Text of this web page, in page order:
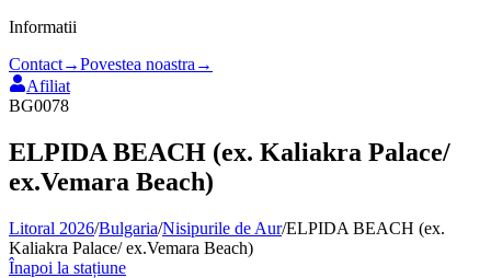
Informatii
Contact→Povestea noastra →
Afiliat
BG0078
ELPIDA BEACH (ex. Kaliakra Palace/
ex.Vemara Beach)
Litoral 2026/Bulgaria/Nisipurile de Aur/ELPIDA BEACH (ex.
Kaliakra Palace/ ex.Vemara Beach)
Înapoi la stațiune